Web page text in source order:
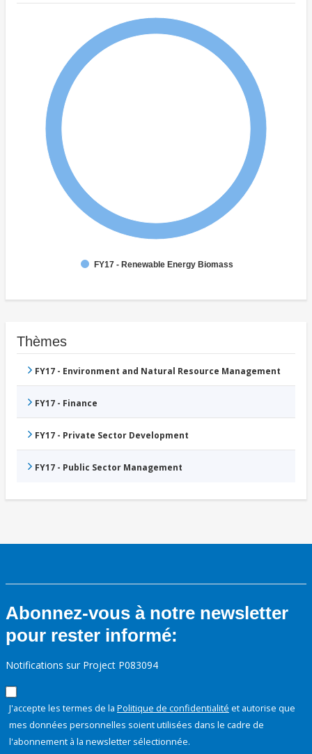
FY17 - Renewable Energy Biomass
Thèmes
FY17 - Environment and Natural Resource Management
FY17 - Finance
FY17 - Private Sector Development
FY17 - Public Sector Management
Abonnez-vous à notre newsletter
pour rester informé:
Notifications sur Project P083094
J'accepte les termes de la Politique de confidentialité et autorise que
mes données personnelles soient utilisées dans le cadre de
l'abonnement à la newsletter sélectionnée.